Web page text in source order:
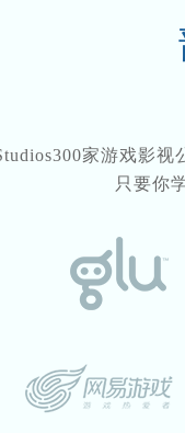
家游戏影视
只要你